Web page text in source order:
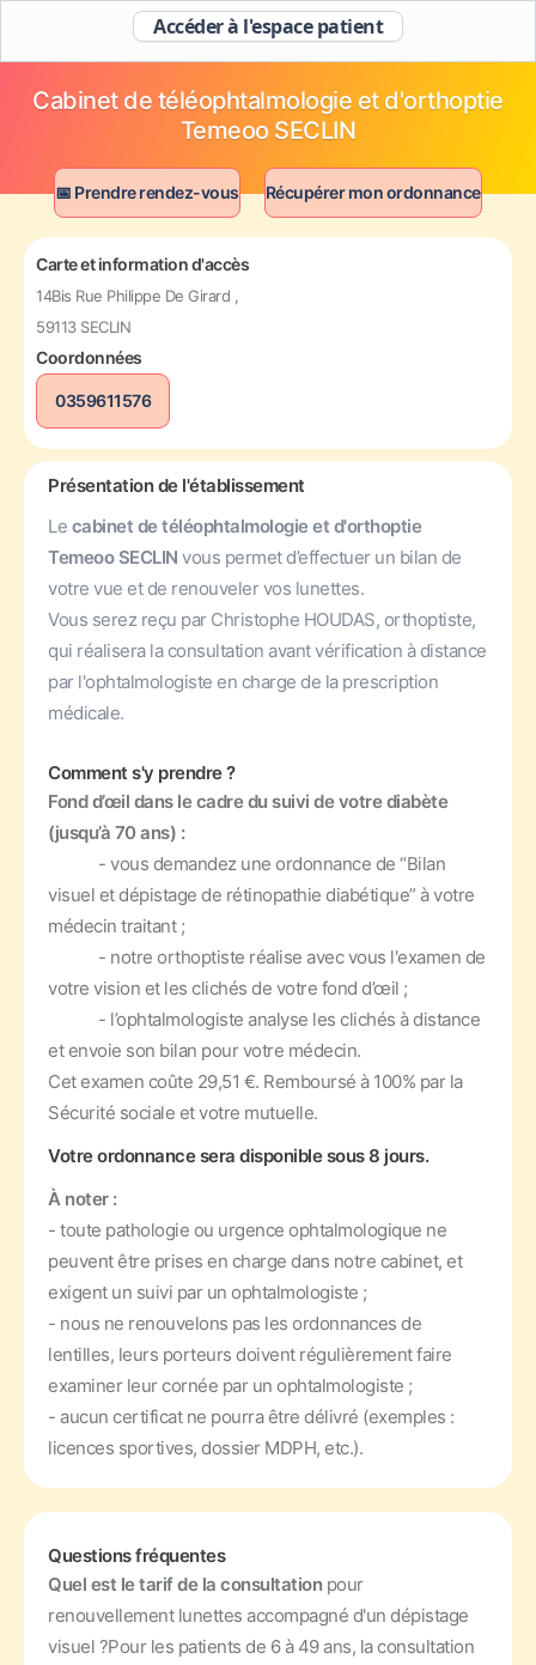
Accéder à l'espace patient
Cabinet de téléophtalmologie et d'orthoptie
Temeoo SECLIN
📅 Prendre rendez-vous Récupérer mon ordonnance
Carte et information d'accès
14Bis Rue Philippe De Girard ,
59113 SECLIN
Coordonnées
0359611576
Présentation de l'établissement
Le cabinet de téléophtalmologie et d'orthoptie
Temeoo SECLIN vous permet d’effectuer un bilan de
votre vue et de renouveler vos lunettes.
Vous serez reçu par Christophe HOUDAS, orthoptiste,
qui réalisera la consultation avant vérification à distance
par l'ophtalmologiste en charge de la prescription
médicale.
Comment s'y prendre ?
Fond d’œil dans le cadre du suivi de votre diabète
(jusqu’à 70 ans) :
- vous demandez une ordonnance de “Bilan
visuel et dépistage de rétinopathie diabétique” à votre
médecin traitant ;
- notre orthoptiste réalise avec vous l'examen de
votre vision et les clichés de votre fond d’œil ;
- l’ophtalmologiste analyse les clichés à distance
et envoie son bilan pour votre médecin.
Cet examen coûte 29,51 €. Remboursé à 100% par la
Sécurité sociale et votre mutuelle.
Votre ordonnance sera disponible sous 8 jours.
À noter :
- toute pathologie ou urgence ophtalmologique ne
peuvent être prises en charge dans notre cabinet, et
exigent un suivi par un ophtalmologiste ;
- nous ne renouvelons pas les ordonnances de
lentilles, leurs porteurs doivent régulièrement faire
examiner leur cornée par un ophtalmologiste ;
- aucun certificat ne pourra être délivré (exemples :
licences sportives, dossier MDPH, etc.).
Questions fréquentes
Quel est le tarif de la consultation pour
renouvellement lunettes accompagné d'un dépistage
visuel ?Pour les patients de 6 à 49 ans, la consultation